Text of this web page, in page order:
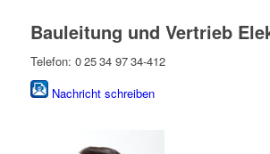
Bauleitung und Vertrieb
Telefon: 0 25 34 97 34-412
Nachricht schreiben